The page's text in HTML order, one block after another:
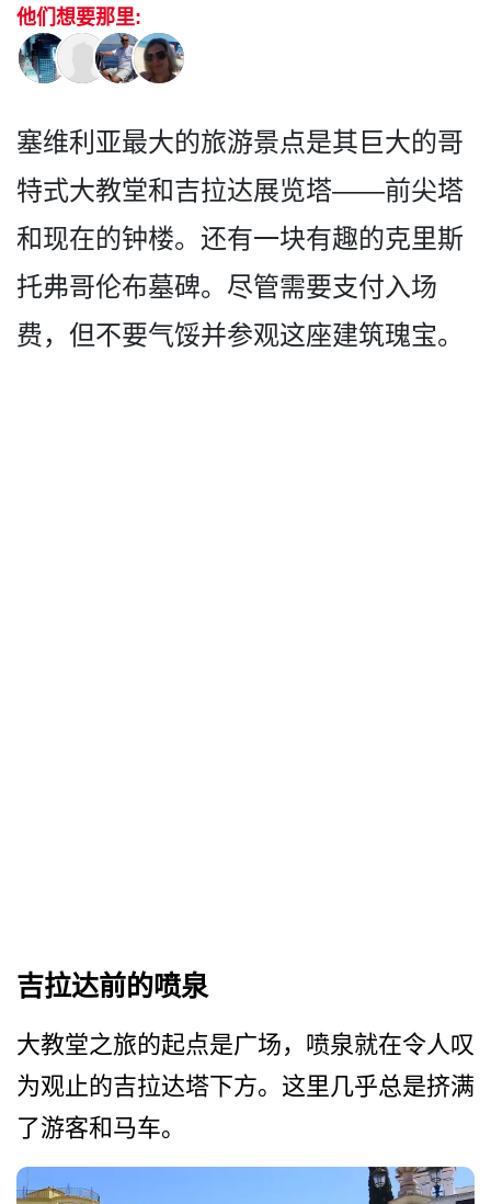
他们想要那里:
塞维利亚最大的旅游景点是其­巨大的哥
特式大教堂和吉拉达展览塔——前尖塔
和现在的钟楼。还有一­块有趣的克里斯
托弗哥伦布墓碑。尽管需要支付入场
费­，但不要气馁并参观这座建筑瑰宝。
吉拉达前的喷泉
大教堂之旅的起点是广场，喷­泉就在令人叹
为观止的吉拉达塔下方。这里几乎总是挤­满
了游客和马车。